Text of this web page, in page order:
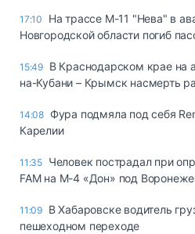
17:10
На трассе М-11 "Нева" в
Новгородской области погиб
15:49 В Краснодарском крае на
на-Кубани – Крымск насмерть
14:08 Фура подмяла под себя
Карелии
11:35 Человек пострадал при
FAM на М-4 «Дон» под
11:09 В Хабаровске водитель
пешеходном переходе